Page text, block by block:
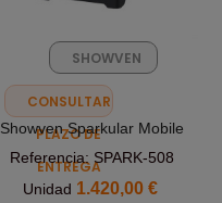
SHOWVEN
CONSULTAR
PLAZO DE
ENTREGA
Showven Sparkular Mobile
Referencia: SPARK-508
Unidad 1.420,00 €